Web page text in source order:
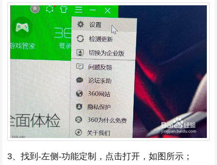
3、找到-左侧-功能定制，点击打开，如图所示；